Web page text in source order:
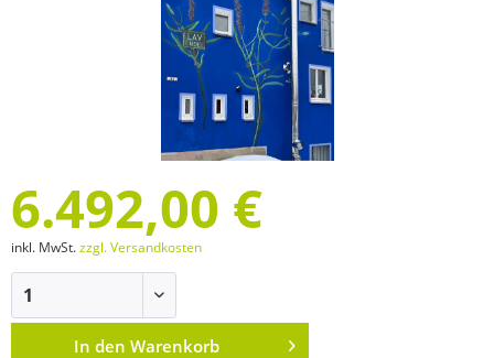
6.492,00 €
inkl. MwSt.zzgl. Versandkosten
In den Warenkorb